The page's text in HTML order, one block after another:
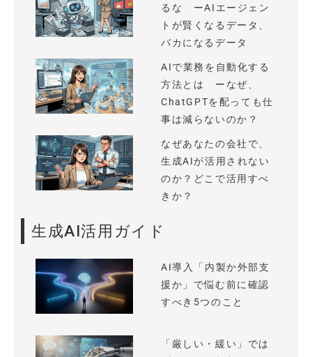
るな ーAIエージェン
トが賢くなるデータ、
バカになるデータ
AIで業務を自動化する
方法とは ーなぜ、
ChatGPTを配っても仕
事は減らないのか？
なぜあなたの会社で、
生成AIが活用されない
のか？どこで活用すべ
きか？
生成AI活用ガイド
AI導入「内製か外部支
援か」で悩む前に確認
すべき5つのこと
「厳しい・緩い」では